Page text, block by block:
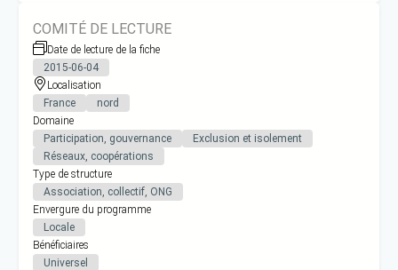
COMITÉ DE LECTURE
Date de lecture de la fiche
2015-06-04
Localisation
France
nord
Domaine
Participation, gouvernance
Exclusion et isolement
Réseaux, coopérations
Type de structure
Association, collectif, ONG
Envergure du programme
Locale
Bénéficiaires
Universel